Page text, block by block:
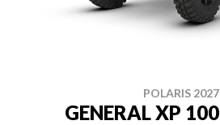
POLARIS 2027
GENERAL XP